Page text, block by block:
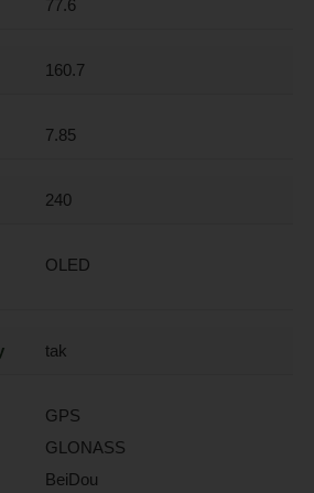
77.6
160.7
7.85
240
OLED
tak
GPS
GLONASS
BeiDou